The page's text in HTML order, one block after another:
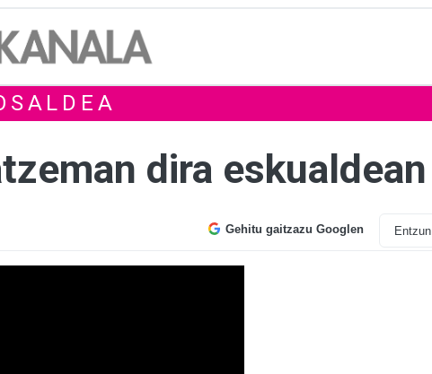
dira eskualdean
Gehitu gaitzazu Googlen Entzun